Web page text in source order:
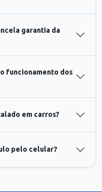
garantia da
funcionamento dos
em carros?
pelo celular?